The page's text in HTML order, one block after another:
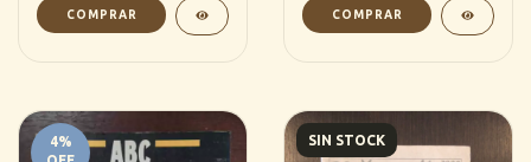
4%
SIN STOCK